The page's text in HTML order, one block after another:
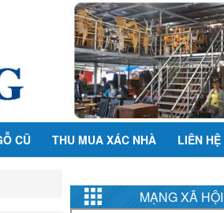
CŨ THU MUA XÁC NHÀ LIÊN HỆ
MẠNG XÃ HỘI